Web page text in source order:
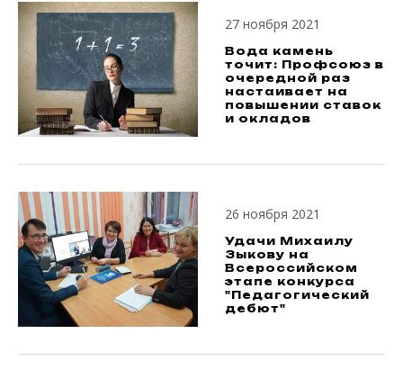
27 ноября 2021
Вода камень
точит: Профсоюз в
очередной раз
настаивает на
повышении ставок
и окладов
26 ноября 2021
Удачи Михаилу
Зыкову на
Всероссийском
этапе конкурса
"Педагогический
дебют"